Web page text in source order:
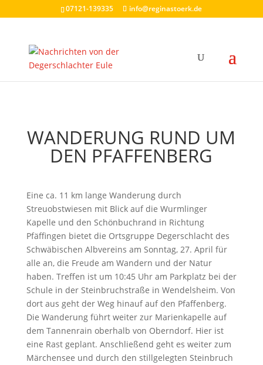
07121-139335 info@reginastoerk.de
WANDERUNG RUND UM
DEN PFAFFENBERG
Eine ca. 11 km lange Wanderung durch
Streuobstwiesen mit Blick auf die Wurmlinger
Kapelle und den Schönbuchrand in Richtung
Pfäffingen bietet die Ortsgruppe Degerschlacht des
Schwäbischen Albvereins am Sonntag, 27. April für
alle an, die Freude am Wandern und der Natur
haben. Treffen ist um 10:45 Uhr am Parkplatz bei der
Schule in der Steinbruchstraße in Wendelsheim. Von
dort aus geht der Weg hinauf auf den Pfaffenberg.
Die Wanderung führt weiter zur Marienkapelle auf
dem Tannenrain oberhalb von Oberndorf. Hier ist
eine Rast geplant. Anschließend geht es weiter zum
Märchensee und durch den stillgelegten Steinbruch